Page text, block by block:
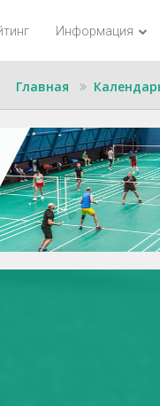
Информация
Главная